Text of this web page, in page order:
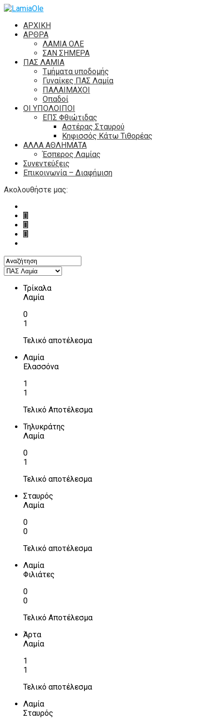
ΑΡΧΙΚΗ
ΑΡΘΡΑ
ΛΑΜΙΑ ΟΛΕ
ΣΑΝ ΣΗΜΕΡΑ
ΠΑΣ ΛΑΜΙΑ
Τμήματα υποδομής
Γυναίκες ΠΑΣ Λαμία
ΠΑΛΑΙΜΑΧΟΙ
Οπαδοί
ΟΙ ΥΠΟΛΟΙΠΟΙ
ΕΠΣ Φθιώτιδας
Αστέρας Σταυρού
Κηφισσός Κάτω Τιθορέας
ΑΛΛΑ ΑΘΛΗΜΑΤΑ
Έσπερος Λαμίας
Συνεντεύξεις
Επικοινωνία – Διαφήμιση
Ακολουθήστε μας:
Τρίκαλα
Λαμία
0
1
Τελικό αποτέλεσμα
Λαμία
Ελασσόνα
1
1
Τελικό Αποτέλεσμα
Τηλυκράτης
Λαμία
0
1
Τελικό αποτέλεσμα
Σταυρός
Λαμία
0
0
Τελικό αποτέλεσμα
Λαμία
Φιλιάτες
0
0
Τελικό Αποτέλεσμα
Άρτα
Λαμία
1
1
Τελικό αποτέλεσμα
Λαμία
Σταυρός